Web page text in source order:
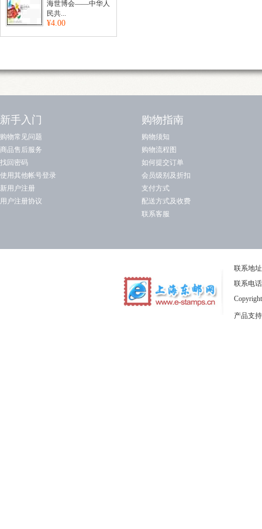
海世博会——中华人
民共...
¥4.00
新手入门
购物常见问题
商品售后服务
找回密码
使用其他帐号登录
新用户注册
用户注册协议
购物指南
购物须知
购物流程图
如何提交订单
会员级别及折扣
支付方式
配送方式及收费
联系客服
联系地
联系电
产品支